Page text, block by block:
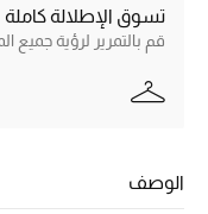
الجمال
تسوق الإطلالة كاملة
قم بالتمرير لرؤية جميع
الوصف